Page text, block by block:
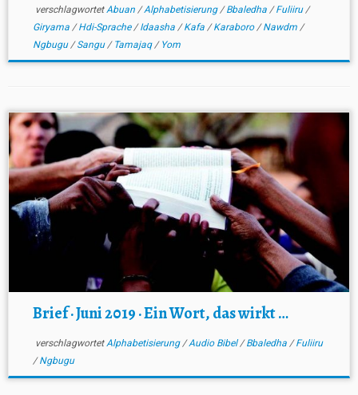
verschlagwortetAbuan /Alphabetisierung/Bbaledha /Fuliiru/
Giryama /Hdi-Sprache/Idaasha /Kafa /Karaboro/Nawdm /
Ngbugu/Sangu/ Tamajaq/ Yom
Brief · Juni 2019 · Ein Wort, das wirkt …
verschlagwortetAlphabetisierung/Audio Bibel/Bbaledha /Fuliiru
/Ngbugu